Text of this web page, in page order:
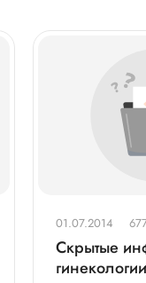
01.07.2014
Скрытые
гинекологии